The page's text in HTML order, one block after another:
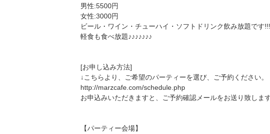
男性:5500円
女性:3000円
ビール・ワイン・チューハイ・ソフトドリンク飲み放題です
軽食も食べ放題♪♪♪♪♪♪♪
[お申し込み方法]
↓こちらより、ご希望のパーティーを選び、ご予約ください。
http://marzcafe.com/schedule.php
お申込みいただきますと、ご予約確認メールをお送り致します
【パーティー会場】